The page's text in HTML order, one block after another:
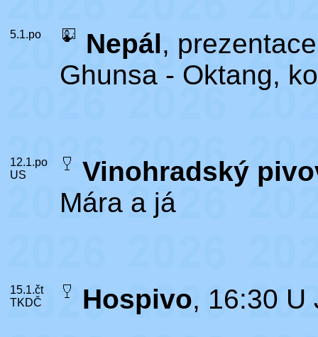
5.1.po Nepál,
Ghunsa - Oktang,
12.1.po
US
Vinohradský
Mára a já
15.1.čt
TKDČ
Hospivo, 16:30 U